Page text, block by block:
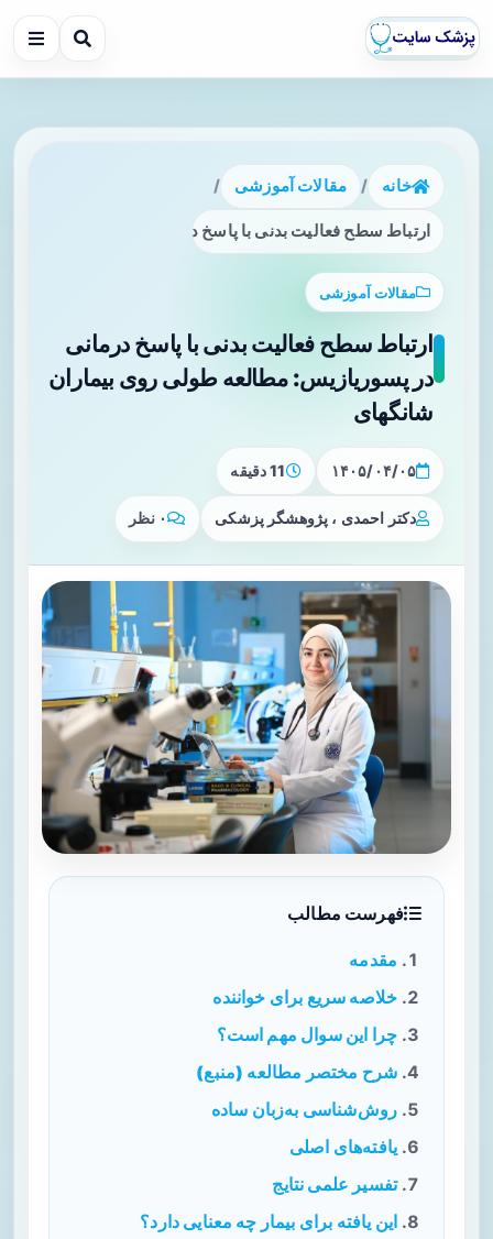
خانه / مقالات آموزشی /
ارتباط سطح فعالیت بدنی با پاسخ درمانی در پسوریازیس:
مقالات آموزشی
ارتباط سطح فعالیت بدنی با پاسخ درمانی
در پسوریازیس: مطالعه طولی روی بیماران
شانگهای
۱۴۰۵/۰۴/۰۵ 11 دقیقه
دکتر احمدی ، پژوهشگر پزشکی ۰ نظر
فهرست مطالب
مقدمه
خلاصه سریع برای خواننده
چرا این سوال مهم است؟
شرح مختصر مطالعه (منبع)
روش‌شناسی به‌زبان ساده
یافته‌های اصلی
تفسیر علمی نتایج
این یافته برای بیمار چه معنایی دارد؟